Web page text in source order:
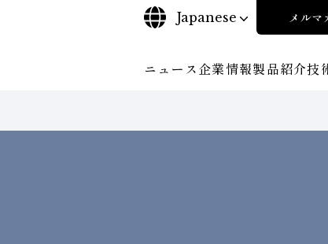
Japanese メルマ
ニュース企業情報製品紹介技